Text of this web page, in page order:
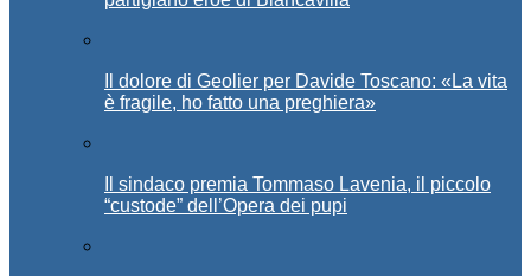
Il dolore di Geolier per Davide Toscano: «La vita
è fragile, ho fatto una preghiera»
Il sindaco premia Tommaso Lavenia, il piccolo
“custode” dell’Opera dei pupi